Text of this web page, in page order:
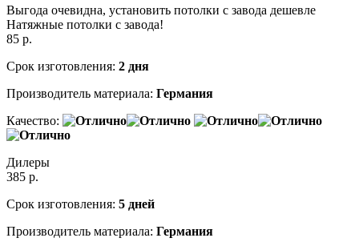
Выгода очевидна, установить потолки с завода дешевле
Натяжные потолки с завода!
85 р.
Срок изготовления: 2 дня
Производитель материала: Германия
Качество:
Дилеры
385 р.
Срок изготовления: 5 дней
Производитель материала: Германия